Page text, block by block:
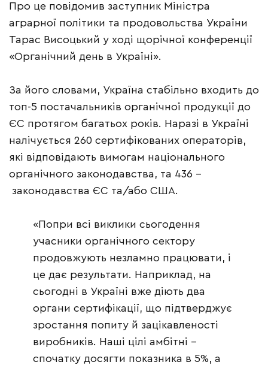
Про це повідомив заступник Міністра
аграрної політики та продовольства України
Тарас Висоцький у ході щорічної конференції
«Органічний день в Україні».
За його словами, Україна стабільно входить до
топ-5 постачальників органічної продукції до
ЄС протягом багатьох років. Наразі в Україні
налічується 260 сертифікованих операторів,
які відповідають вимогам національного
органічного законодавства, та 436 –
законодавства ЄС та/або США.
«Попри всі виклики сьогодення
учасники органічного сектору
продовжують незламно працювати, і
це дає результати. Наприклад, на
сьогодні в Україні вже діють два
органи сертифікації, що підтверджує
зростання попиту й зацікавленості
виробників. Наші цілі амбітні –
спочатку досягти показника в 5%, а